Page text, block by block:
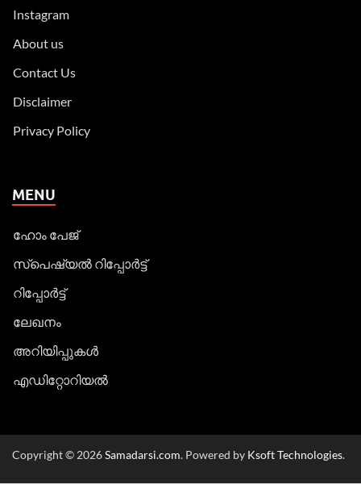
Instagram
About us
Contact Us
Disclaimer
Privacy Policy
MENU
ഹോം പേജ്
സ്പെഷ്യൽ റിപ്പോര്‍ട്ട്
റിപ്പോര്‍ട്ട്
ലേഖനം
അറിയിപ്പുകള്‍
എഡിറ്റോറിയല്‍
Copyright © 2026Samadarsi.com. Powered by Ksoft Technologies.